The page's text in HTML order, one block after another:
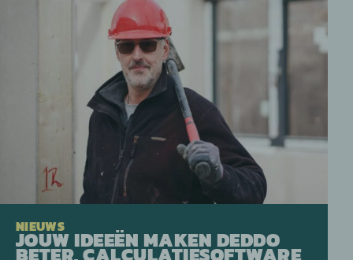
NIEUWS
JOUW IDEEËN MAKEN DEDDO